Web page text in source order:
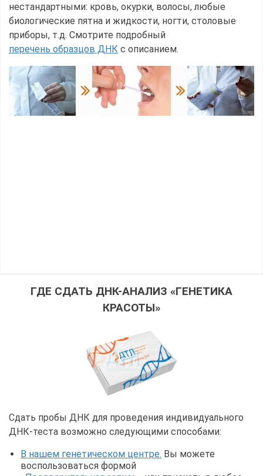
нестандартными: кровь, окурки, волосы, любые
биологические пятна и жидкости, ногти, столовые
приборы, т.д. Смотрите подробный
перечень образцов ДНК с описанием.
ГДЕ СДАТЬ ДНК-АНАЛИЗ «ГЕНЕТИКА
КРАСОТЫ»
Сдать пробы ДНК для проведения индивидуального
ДНК-теста возможно следующими способами:
В нашем генетическом центре. Вы можете
воспользоваться формой